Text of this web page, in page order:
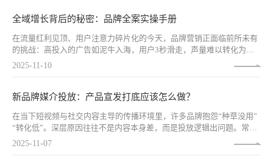
全域增长背后的秘密：品牌全案实操手册
在流量红利见顶、用户注意力碎片化的今天，品牌营销正面临前所未有
的挑战：高投入的广告如泥牛入海，用户3秒滑走，声量难以转化为销
量，品效割裂成为常态。而品融电商，作为国内少数集品牌策略、视觉
径。
2025-11-10
新品牌媒介投放：产品宣发打底应该怎么做？
在当下短视频与社交内容主导的传播环境里，许多品牌抱怨“种草没用”
“转化低”。深层原因往往不是内容本身差，而是投放逻辑出问题。常见
的三类错误——盲目追求低成本泛流量、过分看重虚高粉丝数、以及过
2025-11-07